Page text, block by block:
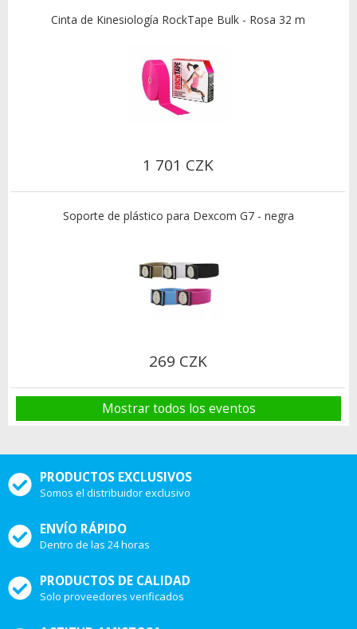
Cinta de Kinesiología RockTape Bulk - Rosa 32 m
1 701 CZK
Soporte de plástico para Dexcom G7 - negra
269 CZK
Mostrar todos los eventos
PRODUCTOS EXCLUSIVOS
Somos el distribuidor exclusivo
ENVÍO RÁPIDO
Dentro de las 24 horas
PRODUCTOS DE CALIDAD
Solo proveedores verificados